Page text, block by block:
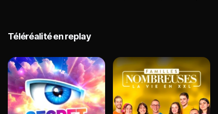
Téléréalité en replay